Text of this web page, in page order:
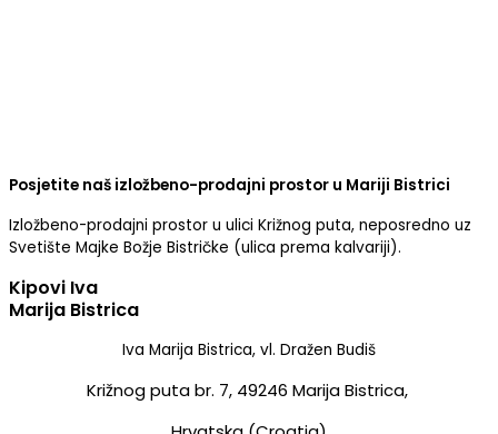
Posjetite naš izložbeno-prodajni prostor u Mariji Bistrici
Izložbeno-prodajni prostor u ulici Križnog puta, neposredno uz
Svetište Majke Božje Bistričke (ulica prema kalvariji).
Kipovi Iva
Marija Bistrica
Iva Marija Bistrica, vl. Dražen Budiš
Križnog puta br. 7, 49246 Marija Bistrica,